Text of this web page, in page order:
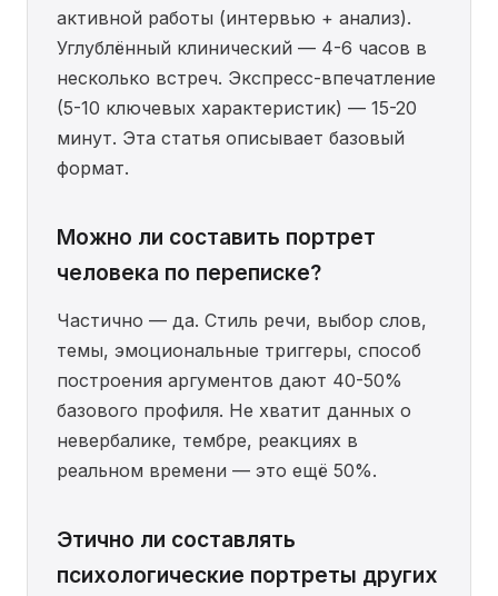
активной работы (интервью + анализ).
Углублённый клинический — 4-6 часов в
несколько встреч. Экспресс-впечатление
(5-10 ключевых характеристик) — 15-20
минут. Эта статья описывает базовый
формат.
Можно ли составить портрет
человека по переписке?
Частично — да. Стиль речи, выбор слов,
темы, эмоциональные триггеры, способ
построения аргументов дают 40-50%
базового профиля. Не хватит данных о
невербалике, тембре, реакциях в
реальном времени — это ещё 50%.
Этично ли составлять
психологические портреты других